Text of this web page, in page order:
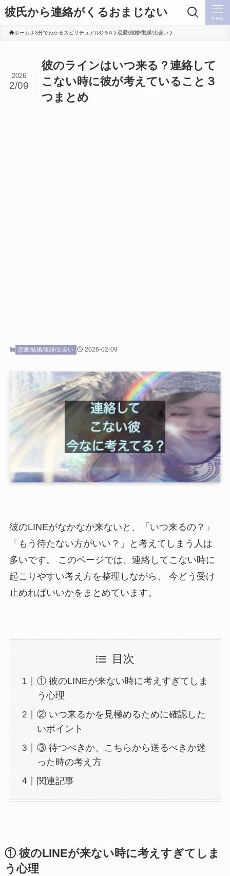
彼氏から連絡がくるおまじない menu
ホーム 3分でわかるスピリチュアルQ＆A 恋愛/結婚/復縁/出会い
彼のラインはいつ来る？連絡して
こない時に彼が考えていること３
つまとめ
2026
2/09
恋愛/結婚/復縁/出会い 2026-02-09
彼のLINEがなかなか来ないと、「いつ来るの？」
「もう待たない方がいい？」と考えてしまう人は
多いです。 このページでは、連絡してこない時に
起こりやすい考え方を整理しながら、 今どう受け
止めればいいかをまとめています。
目次
① 彼のLINEが来ない時に考えすぎてしま
う心理
② いつ来るかを見極めるために確認した
いポイント
③ 待つべきか、こちらから送るべきか迷
った時の考え方
関連記事
① 彼のLINEが来ない時に考えすぎてしま
う心理